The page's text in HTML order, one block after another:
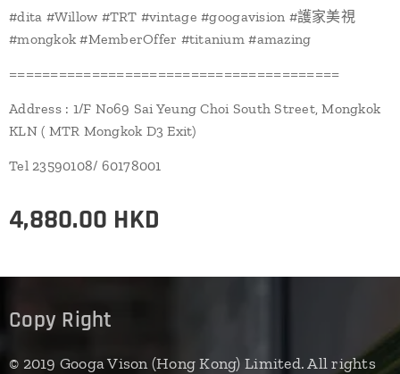
#dita #Willow #TRT #vintage #googavision #護家美視
#mongkok #MemberOffer #titanium #amazing
========================================
Address : 1/F No69 Sai Yeung Choi South Street, Mongkok
KLN ( MTR Mongkok D3 Exit)
Tel 23590108/ 60178001
4,880.00 HKD
Copy Right
© 2019 Googa Vison (Hong Kong) Limited. All rights